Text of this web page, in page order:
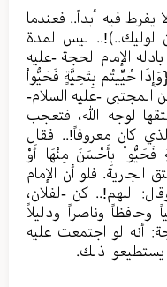
فيه أبداً.. فعندما
لوليك..)!.. ليس لمدة
الإمام الحجة -عليه
حُيِّيتُم بِتَحِيَّةٍ فَحَيُّواْ
المجتبى -عليه السلام-
لوجه الله، فتعجب
كان معروفاً!.. فقال
فَحَيُّواْ بِأَحْسَنَ مِنْهَا أَوْ
فلو أن الإمام
اللهم!.. كن -لفلان،
وناصراً ودليلاً
أنه لو اجتمعت عليه
يستطيعوا ذلك.